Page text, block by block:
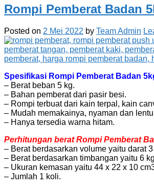
Rompi Pemberat Badan
Posted on 2 Mei 2022 by Team Admin
Spesifikasi Rompi Pemberat Badan
– Berat beban 5 kg.
– Bahan pemberat dari pasir besi.
– Rompi terbuat dari kain terpal, kain
– Mudah memakainya, nyaman dan
– Hanya tersedia warna hitam.
Perhitungan berat Rompi Pemberat
– Berat berdasarkan volume yaitu darat
– Berat berdasarkan timbangan yaitu 6
– Ukuran kemasan yaitu 44 x 22 x 10
– Jumlah 1 koli.